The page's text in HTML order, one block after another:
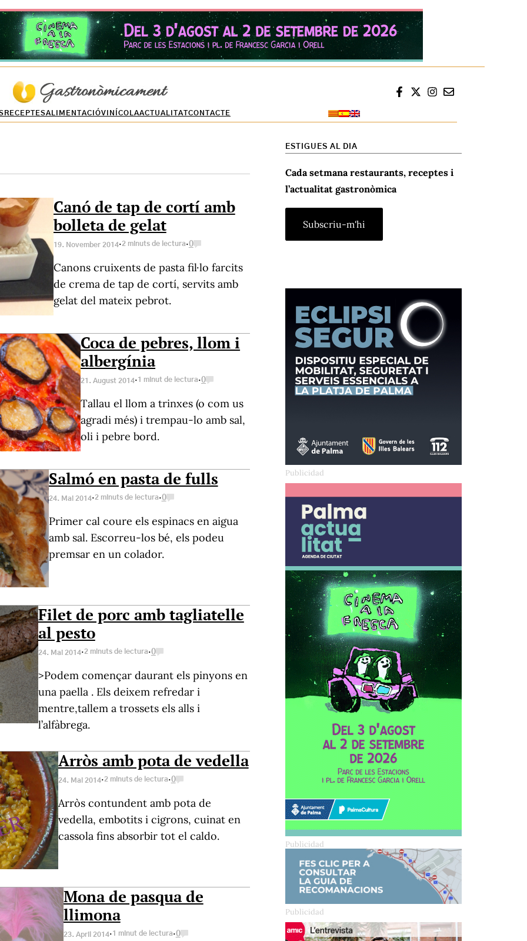
RECEPTESALIMENTACIÓVINÍCOLAACTUALITATCONTACTE
Canó de tap de cortí amb
bolleta de gelat
19. November 2014·2 minuts de lectura·0
Canons cruixents de pasta fil·lo farcits
de crema de tap de cortí, servits amb
gelat del mateix pebrot.
Coca de pebres, llom i
albergínia
21. August 2014·1 minut de lectura·0
Tallau el llom a trinxes (o com us
agradi més) i trempau-lo amb sal,
oli i pebre bord.
Salmó en pasta de fulls
24. Mai 2014·2 minuts de lectura·0
Primer cal coure els espinacs en aigua
amb sal. Escorreu-los bé, els podeu
premsar en un colador.
Filet de porc amb tagliatelle
al pesto
24. Mai 2014·2 minuts de lectura·0
>Podem començar daurant els pinyons en
una paella . Els deixem refredar i
mentre,tallem a trossets els alls i
l’alfàbrega.
Arròs amb pota de vedella
24. Mai 2014·2 minuts de lectura·0
Arròs contundent amb pota de
vedella, embotits i cigrons, cuinat en
cassola fins absorbir tot el caldo.
Mona de pasqua de
llimona
23. April 2014·1 minut de lectura·0
ESTIGUES AL DIA
Cada setmana restaurants, receptes i
l’actualitat gastronòmica